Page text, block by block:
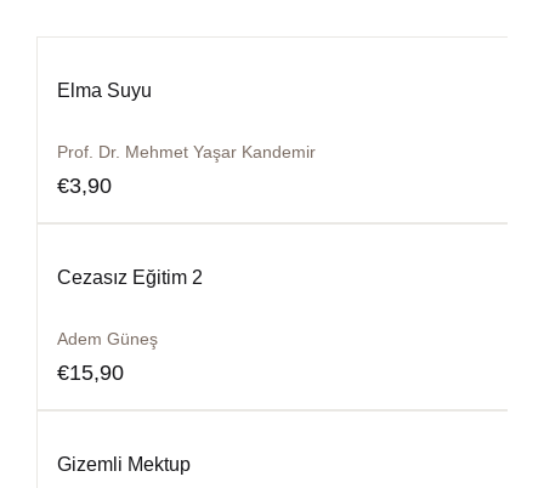
Elma Suyu
Prof. Dr. Mehmet Yaşar Kandemir
€3,90
Cezasız Eğitim 2
Adem Güneş
€15,90
Gizemli Mektup